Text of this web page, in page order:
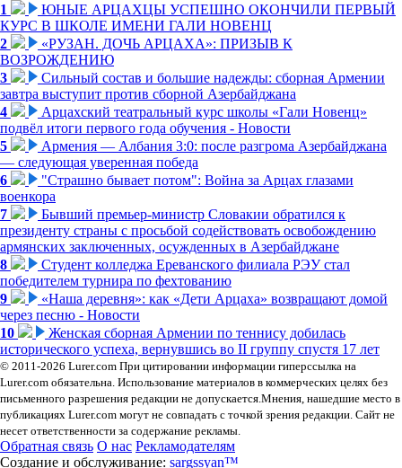
1
ЮНЫЕ АРЦАХЦЫ УСПЕШНО ОКОНЧИЛИ ПЕРВЫЙ
КУРС В ШКОЛЕ ИМЕНИ ГАЛИ НОВЕНЦ
2
«РУЗАН. ДОЧЬ АРЦАХА»: ПРИЗЫВ К
ВОЗРОЖДЕНИЮ
3
Сильный состав и большие надежды: сборная Армении
завтра выступит против сборной Азербайджана
4
Арцахский театральный курс школы «Гали Новенц»
подвёл итоги первого года обучения - Новости
5
Армения — Албания 3:0: после разгрома Азербайджана
— следующая уверенная победа
6
"Страшно бывает потом": Война за Арцах глазами
военкора
7
Бывший премьер-министр Словакии обратился к
президенту страны с просьбой содействовать освобождению
армянских заключенных, осужденных в Азербайджане
8
Студент колледжа Ереванского филиала РЭУ стал
победителем турнира по фехтованию
9
«Наша деревня»: как «Дети Арцаха» возвращают домой
через песню - Новости
10
Женская сборная Армении по теннису добилась
исторического успеха, вернувшись во II группу спустя 17 лет
© 2011-2026 Lurer.com При цитировании информации гиперссылка на
Lurer.com обязательна. Использование материалов в коммерческих целях без
письменного разрешения редакции не допускается.Мнения, нашедшие место в
публикациях Lurer.com могут не совпадать с точкой зрения редакции. Сайт не
несет ответственности за содержание рекламы.
Обратная связь О нас Рекламодателям
Создание и обслуживание: sargssyan™